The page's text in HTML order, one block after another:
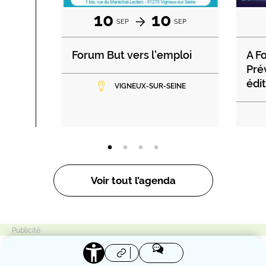
10 SEP 10 SEP
Forum But vers l'emploi
VIGNEUX-SUR-SEINE
A
Voir tout l’agenda